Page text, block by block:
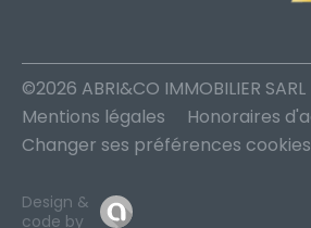
©2026 ABRI&CO IMMOBILIER SARL
Mentions légales
Honoraires
Changer ses préférences cookies
Design &
code by